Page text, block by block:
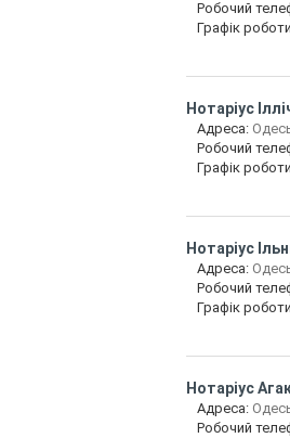
Робочий
Графік
Нотаріус
Адреса:
Робочий
Графік
Нотаріус
Адреса:
Робочий
Графік
Нотаріус
Адреса:
Робочий